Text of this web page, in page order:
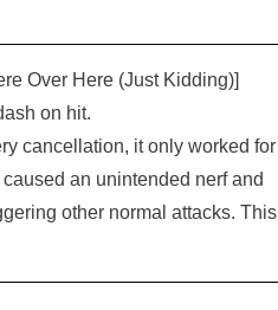
Over Here (Just Kidding)]
on hit.
cancellation, it only worked for
an unintended nerf and
other normal attacks. This